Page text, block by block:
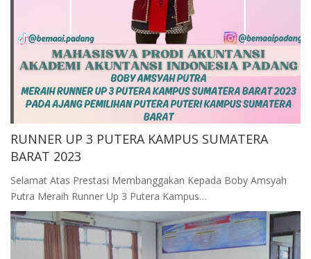
RUNNER UP 3 PUTERA KAMPUS SUMATERA
BARAT 2023
Selamat Atas Prestasi Membanggakan Kepada Boby Amsyah
Putra Meraih Runner Up 3 Putera Kampus…